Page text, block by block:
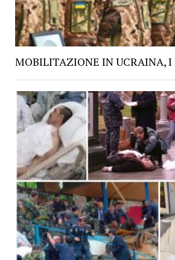
MOBILITAZIONE IN UCRAINA, I